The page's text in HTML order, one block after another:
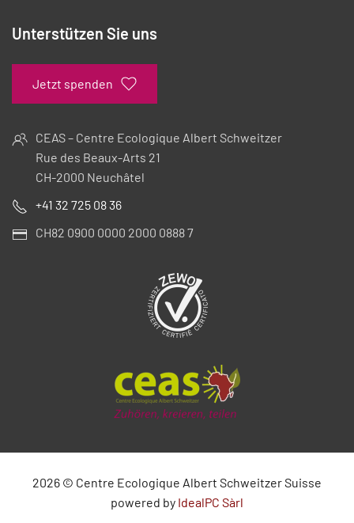
Unterstützen Sie uns
Jetzt spenden
CEAS – Centre Ecologique Albert Schweitzer
Rue des Beaux-Arts 21
CH-2000 Neuchâtel
+41 32 725 08 36
CH82 0900 0000 2000 0888 7
2026 © Centre Ecologique Albert Schweitzer Suisse
powered by IdealPC Sàrl